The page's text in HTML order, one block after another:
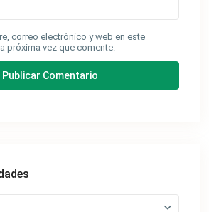
correo electrónico y web en este
próxima vez que comente.